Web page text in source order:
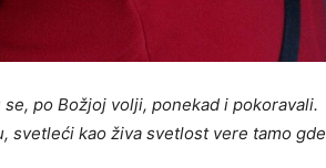
po Božjoj volji, ponekad i pokoravali.
svetleći kao živa svetlost vere tamo gde